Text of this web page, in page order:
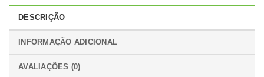
DESCRIÇÃO
INFORMAÇÃO ADICIONAL
AVALIAÇÕES (0)